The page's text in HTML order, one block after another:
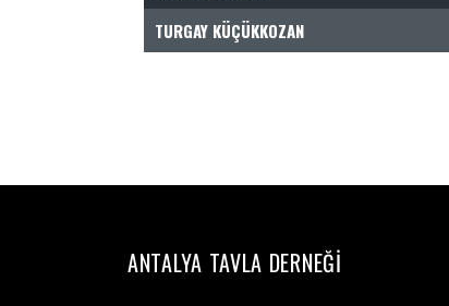
TURGAY KÜÇÜKKOZAN
ANTALYA TAVLA DERNEĞI